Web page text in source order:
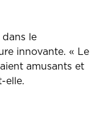
dans le
innovante. « Le
amusants et
elle.